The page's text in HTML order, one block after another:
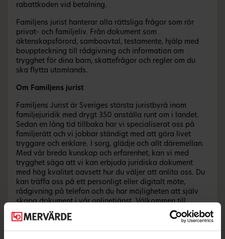
rabattkoden vid betalning.
Familjens jurist hanterar alla rättsliga frågor som rör
privat- och familjeliv. Från dokument som
äktenskapsförord, samboavtal, testamente, hjälp med
bouppteckning till rådgivning och information om
trygghet för dina barn, skattefrågor och regler om du
ska flytta utomlands.
Om Familjens jurist
Familjens Jurist är Sveriges största juristbyrå inom
familjejuridik med drygt 350 anställa runt om i landet.
Sedan en lång tid tillbaka har vi specialiserat oss på
familjerätt och vi jobbar ständigt med att göra livet
tryggare och enklare. I sorg, glädje och allt däremellan.
Med vår breda kunskap och erfarenhet, kan vi med
trygghet säga att vi kan erbjuda juridiska dokument
med hög kvalitet oavsett hur du väljer att anlita oss. Du
kan träffa oss på ett personligt eller digitalt möte,
rådgivning på telefon och du har möjligheten att själv
skapa dokument i vår onlinetjänst. Välkommen till
Familjens Jurist!
familjensjurist.se